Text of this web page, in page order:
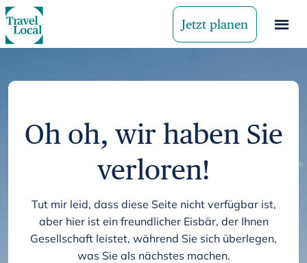
Jetzt planen
Oh oh, wir haben Sie
verloren!
Tut mir leid, dass diese Seite nicht verfügbar ist,
aber hier ist ein freundlicher Eisbär, der Ihnen
Gesellschaft leistet, während Sie sich überlegen,
was Sie als nächstes machen.